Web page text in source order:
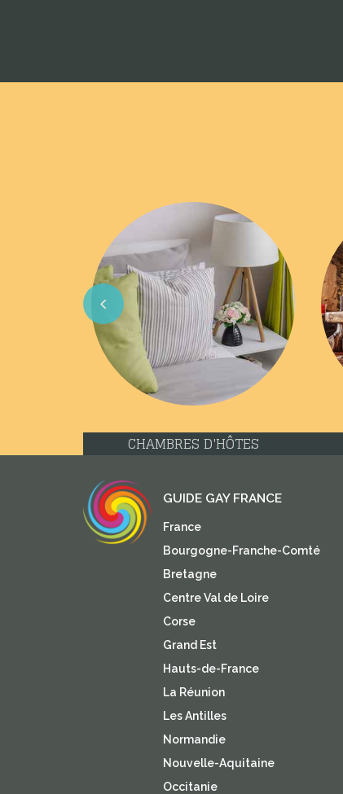
Previous
CHAMBRES D'HÔTES
GUIDE GAY FRANCE
France
Bourgogne-Franche-Comté
Bretagne
Centre Val de Loire
Corse
Grand Est
Hauts-de-France
La Réunion
Les Antilles
Normandie
Nouvelle-Aquitaine
Occitanie